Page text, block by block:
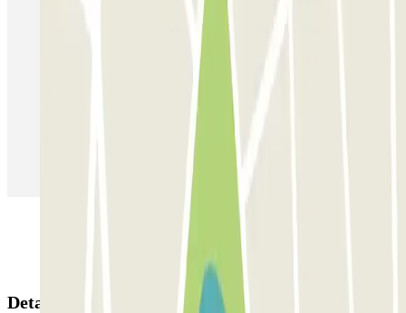
Estacionamento em Lisboa
Estacionamento em Sevilha
Estacionamento em Aeroporto de Adolfo Suárez Madrid–Barajas
Detalhes da reserva